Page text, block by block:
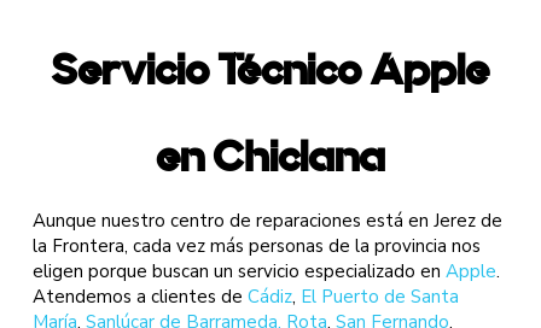
Servicio Técnico Apple
en Chiclana
Aunque nuestro centro de reparaciones está en Jerez de
la Frontera, cada vez más personas de la provincia nos
eligen porque buscan un servicio especializado en Apple.
Atendemos a clientes de Cádiz, El Puerto de Santa
María, Sanlúcar de Barrameda, Rota, San Fernando,